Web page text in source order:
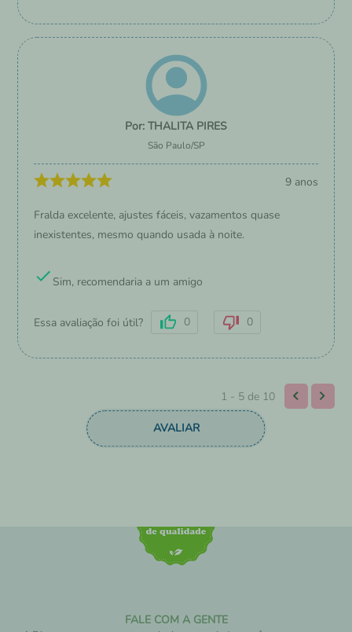
THALITA PIRES
São Paulo/SP
9 anos
Fralda excelente, ajustes fáceis, vazamentos quase
inexistentes, mesmo quando usada à noite.
Sim, recomendaria a um amigo
Essa avaliação foi útil? 0 0
1 - 5 de 10
FALE COM A GENTE